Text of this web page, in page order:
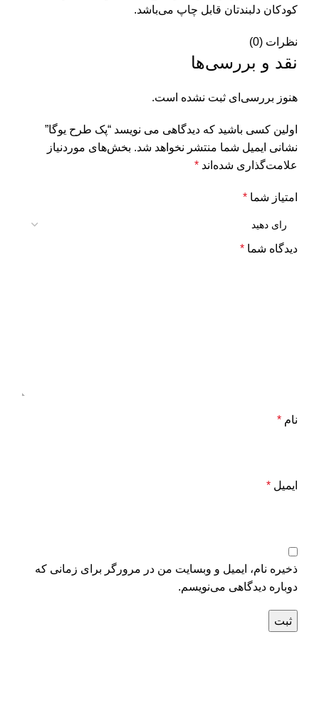
کودکان دلبندتان قابل چاپ می‌باشد.
نظرات (0)
نقد و بررسی‌ها
هنوز بررسی‌ای ثبت نشده است.
اولین کسی باشید که دیدگاهی می نویسد “پک طرح یوگا”
نشانی ایمیل شما منتشر نخواهد شد. بخش‌های موردنیاز
علامت‌گذاری شده‌اند *
امتیاز شما *
دیدگاه شما *
نام *
ایمیل *
ذخیره نام، ایمیل و وبسایت من در مرورگر برای زمانی که
دوباره دیدگاهی می‌نویسم.